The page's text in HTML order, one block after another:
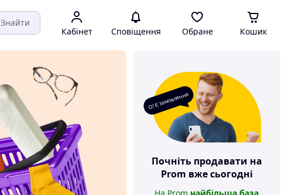
Знайти
Кабінет Сповіщення Обране Кошик
О! Є замовлення
Почніть продавати на
Prom вже сьогодні